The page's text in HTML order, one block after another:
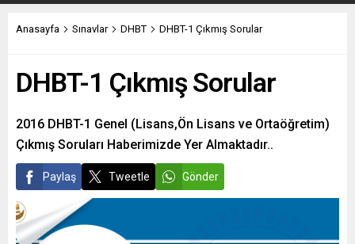
Anasayfa Sınavlar DHBT DHBT-1 Çıkmış Sorular
DHBT-1 Çıkmış Sorular
2016 DHBT-1 Genel (Lisans,Ön Lisans ve Ortaöğretim)
Çıkmış Soruları Haberimizde Yer Almaktadır..
Paylaş Tweetle Gönder